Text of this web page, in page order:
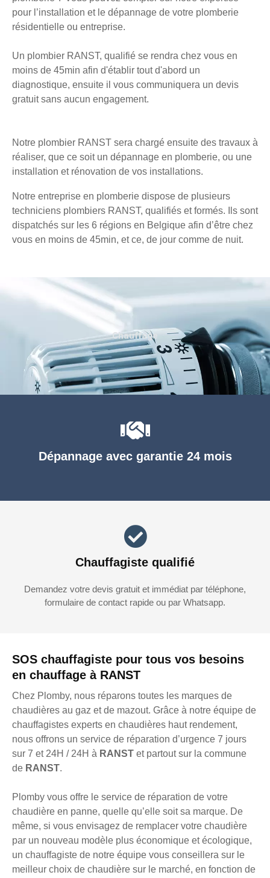
pour l’installation et le dépannage de votre plomberie
résidentielle ou entreprise.
Un plombier RANST, qualifié se rendra chez vous en
moins de 45min afin d'établir tout d'abord un
diagnostique, ensuite il vous communiquera un devis
gratuit sans aucun engagement.
Notre plombier RANST sera chargé ensuite des travaux à
réaliser, que ce soit un dépannage en plomberie, ou une
installation et rénovation de vos installations.
Notre entreprise en plomberie dispose de plusieurs
techniciens plombiers RANST, qualifiés et formés. Ils sont
dispatchés sur les 6 régions en Belgique afin d’être chez
vous en moins de 45min, et ce, de jour comme de nuit.
SOS chauffagiste pour tous vos besoins
en chauffage à RANST
Chez Plomby, nous réparons toutes les marques de
chaudières au gaz et de mazout. Grâce à notre équipe de
chauffagistes experts en chaudières haut rendement,
nous offrons un service de réparation d’urgence 7 jours
sur 7 et 24H / 24H à RANST et partout sur la commune
de RANST.
Plomby vous offre le service de réparation de votre
chaudière en panne, quelle qu’elle soit sa marque. De
même, si vous envisagez de remplacer votre chaudière
par un nouveau modèle plus économique et écologique,
un chauffagiste de notre équipe vous conseillera sur le
meilleur choix de chaudière sur le marché, en fonction de
Dépannage avec garantie 24 mois
Chauffagiste qualifié
Demandez votre devis gratuit et immédiat par téléphone,
formulaire de contact rapide ou par Whatsapp.
Chauffage